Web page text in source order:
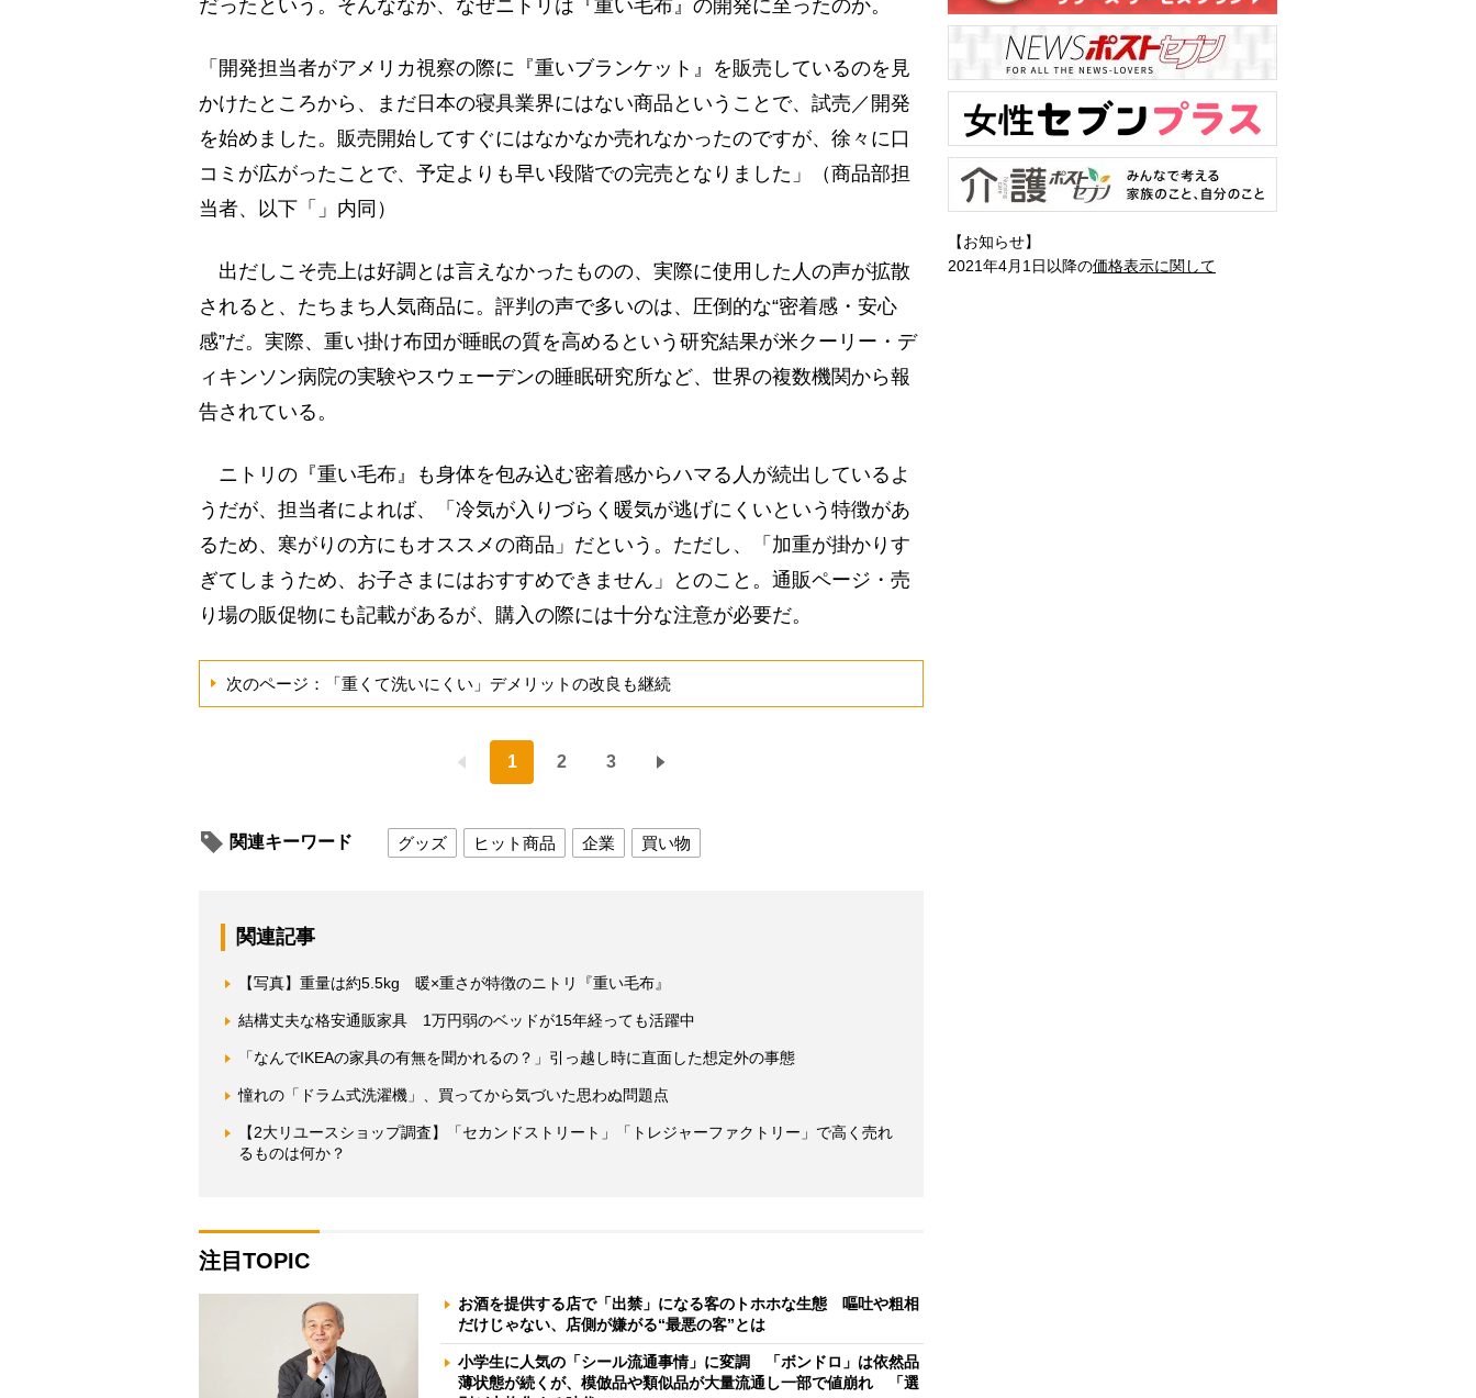
だったという。そんななか、なぜニトリは『重い毛布』の開発に至ったのか。
「開発担当者がアメリカ視察の際に『重いブランケット』を販売しているのを見
かけたところから、まだ日本の寝具業界にはない商品ということで、試売／開発
を始めました。販売開始してすぐにはなかなか売れなかったのですが、徐々に口
コミが広がったことで、予定よりも早い段階での完売となりました」（商品部担
当者、以下「」内同）
出だしこそ売上は好調とは言えなかったものの、実際に使用した人の声が拡散
されると、たちまち人気商品に。評判の声で多いのは、圧倒的な“密着感・安心
感”だ。実際、重い掛け布団が睡眠の質を高めるという研究結果が米クーリー・デ
ィキンソン病院の実験やスウェーデンの睡眠研究所など、世界の複数機関から報
告されている。
ニトリの『重い毛布』も身体を包み込む密着感からハマる人が続出しているよ
うだが、担当者によれば、「冷気が入りづらく暖気が逃げにくいという特徴があ
るため、寒がりの方にもオススメの商品」だという。ただし、「加重が掛かりす
ぎてしまうため、お子さまにはおすすめできません」とのこと。通販ページ・売
り場の販促物にも記載があるが、購入の際には十分な注意が必要だ。
次のページ：「重くて洗いにくい」デメリットの改良も継続
1 2 3
関連キーワード グッズ ヒット商品 企業 買い物
関連記事
【写真】重量は約5.5kg 暖×重さが特徴のニトリ『重い毛布』
結構丈夫な格安通販家具 1万円弱のベッドが15年経っても活躍中
「なんでIKEAの家具の有無を聞かれるの？」引っ越し時に直面した想定外の事態
憧れの「ドラム式洗濯機」、買ってから気づいた思わぬ問題点
【2大リユースショップ調査】「セカンドストリート」「トレジャーファクトリー」で高く売れ
るものは何か？
注目TOPIC
お酒を提供する店で「出禁」になる客のトホホな生態 嘔吐や粗相
だけじゃない、店側が嫌がる“最悪の客”とは
小学生に人気の「シール流通事情」に変調 「ボンドロ」は依然品
薄状態が続くが、模倣品や類似品が大量流通し一部で値崩れ 「選
【お知らせ】
2021年4月1日以降の価格表示に関して